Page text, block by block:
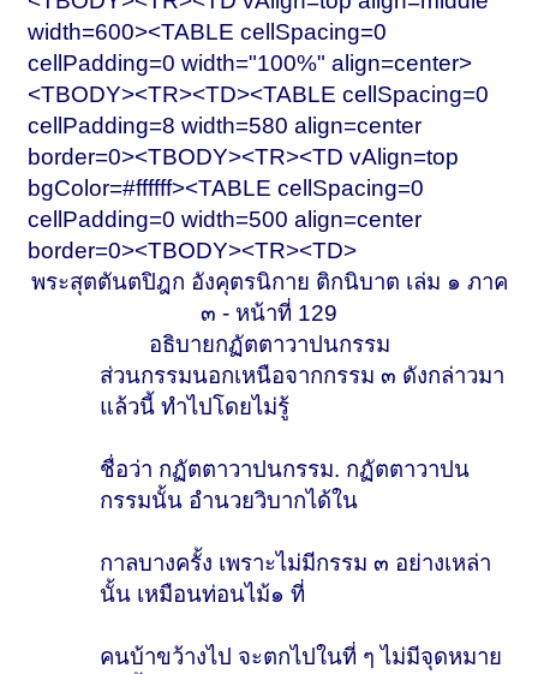
width=600><TABLE cellSpacing=0
cellPadding=0 width="100%" align=center>
<TBODY><TR><TD><TABLE cellSpacing=0
cellPadding=8 width=580 align=center
border=0><TBODY><TR><TD vAlign=top
bgColor=#ffffff><TABLE cellSpacing=0
cellPadding=0 width=500 align=center
border=0><TBODY><TR><TD>
พระสุตตันตปิฎก อังคุตรนิกาย ติกนิบาต เล่ม ๑ ภาค
๓ - หน้าที่ 129
อธิบายกฏัตตาวาปนกรรม
ส่วนกรรมนอกเหนือจากกรรม ๓ ดังกล่าวมา
แล้วนี้ ทำไปโดยไม่รู้
ชื่อว่า กฏัตตาวาปนกรรม. กฏัตตาวาปน
กรรมนั้น อำนวยวิบากได้ใน
กาลบางครั้ง เพราะไม่มีกรรม ๓ อย่างเหล่า
นั้น เหมือนท่อนไม้๑ที่
คนบ้าขว้างไป จะตกไปในที่ ๆ ไม่มีจุดหมาย